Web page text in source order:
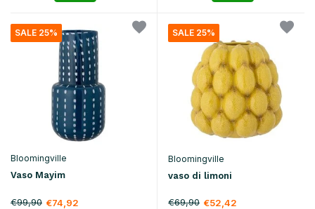
SALE 25%
Bloomingville
Vaso Mayim
€99,90 €74,92
SALE 25%
Bloomingville
vaso di limoni
€69,90 €52,42